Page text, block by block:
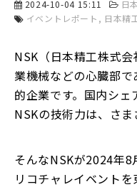
2024-10-04 15:11
日
イベントレポート
日本精
NSK（日本精工株式
業機械などの心臓部
的企業です。国内シ
NSKの技術力は、さま
そんなNSKが2024年
リコチャレイベント